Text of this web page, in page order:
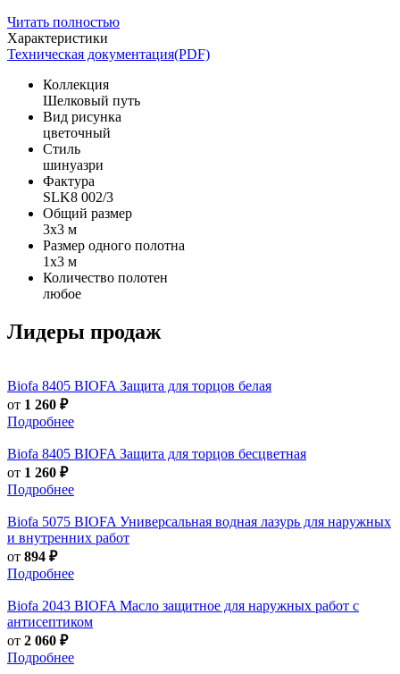
Читать полностью
Характеристики
Техническая документация(PDF)
Коллекция
Шелковый путь
Вид рисунка
цветочный
Стиль
шинуазри
Фактура
SLK8 002/3
Общий размер
3х3 м
Размер одного полотна
1х3 м
Количество полотен
любое
Лидеры продаж
Biofa 8405 BIOFA Защита для торцов белая
от 1 260 ₽
Подробнее
Biofa 8405 BIOFA Защита для торцов бесцветная
от 1 260 ₽
Подробнее
Biofa 5075 BIOFA Универсальная водная лазурь для наружных
и внутренних работ
от 894 ₽
Подробнее
Biofa 2043 BIOFA Масло защитное для наружных работ с
антисептиком
от 2 060 ₽
Подробнее